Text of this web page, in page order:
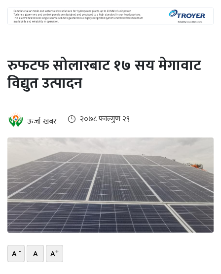
ऊर्जा
दक्षता
खबर
हरित
इभी
सम्पादकीय
बैंक
पर्यटन
भिडियो
छापा
खोज
रुफटफ सोलारबाट १७ सय मेगावाट
विद्युत उत्पादन
ऊर्जा खबर २०७८ फाल्गुण २९
A - A A+